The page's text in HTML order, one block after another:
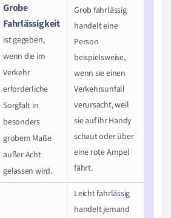
Grobe
Fahrlässigkeit
ist gegeben,
wenn die im
Verkehr
erforderliche
Sorgfalt in
besonders
grobem Maße
außer Acht
gelassen wird.
Grob fahrlässig
handelt eine
Person
beispielsweise,
wenn sie einen
Verkehrsunfall
verursacht, weil
sie auf ihr Handy
schaut oder über
eine rote Ampel
fährt.
Leicht fahrlässig
handelt jemand